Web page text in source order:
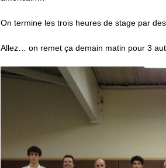
On termine les trois heures de stage par
Allez… on remet ça demain matin pour 3